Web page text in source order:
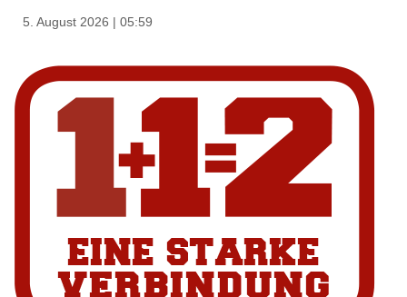
5. August 2026 | 05:59